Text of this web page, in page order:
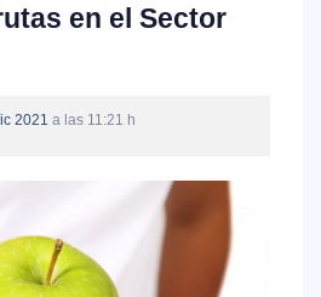
en el Sector
2021 a las 11:21 h